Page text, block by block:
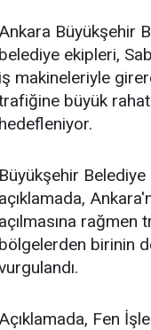
Ankara Büyükşehir
belediye ekipleri,
iş makineleriyle
büyük
hedefleniyor.
Büyükşehir
açıklamada,
açılmasına rağmen
bölgelerden birinin
Açıklamada, Fen